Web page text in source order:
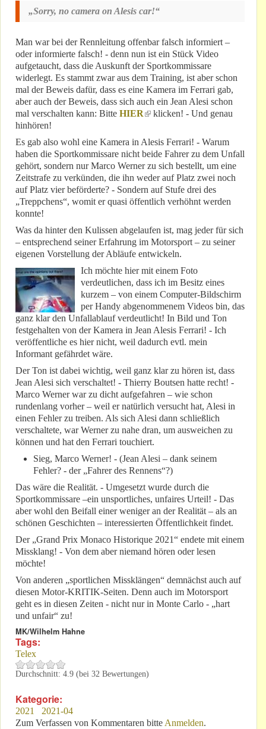
„Sorry, no camera on Alesis car!“
Man war bei der Rennleitung offenbar falsch informiert –
oder informierte falsch! - denn nun ist ein Stück Video
aufgetaucht, dass die Auskunft der Sportkommissare
widerlegt. Es stammt zwar aus dem Training, ist aber schon
mal der Beweis dafür, dass es eine Kamera im Ferrari gab,
aber auch der Beweis, dass sich auch ein Jean Alesi schon
mal verschalten kann: Bitte HIER(link is external)
klicken! - Und genau
hinhören!
Es gab also wohl eine Kamera in Alesis Ferrari! - Warum
haben die Sportkommissare nicht beide Fahrer zu dem Unfall
gehört, sondern nur Marco Werner zu sich bestellt, um eine
Zeitstrafe zu verkünden, die ihn weder auf Platz zwei noch
auf Platz vier beförderte? - Sondern auf Stufe drei des
„Treppchens“, womit er quasi öffentlich verhöhnt werden
konnte!
Was da hinter den Kulissen abgelaufen ist, mag jeder für sich
– entsprechend seiner Erfahrung im Motorsport – zu seiner
eigenen Vorstellung der Abläufe entwickeln.
Ich möchte hier mit einem Foto
verdeutlichen, dass ich im Besitz eines
kurzem – von einem Computer-Bildschirm
per Handy abgenommenem Videos bin, das
ganz klar den Unfallablauf verdeutlicht! In Bild und Ton
festgehalten von der Kamera in Jean Alesis Ferrari! - Ich
veröffentliche es hier nicht, weil dadurch evtl. mein
Informant gefährdet wäre.
Der Ton ist dabei wichtig, weil ganz klar zu hören ist, dass
Jean Alesi sich verschaltet! - Thierry Boutsen hatte recht! -
Marco Werner war zu dicht aufgefahren – wie schon
rundenlang vorher – weil er natürlich versucht hat, Alesi in
einen Fehler zu treiben. Als sich Alesi dann schließlich
verschaltete, war Werner zu nahe dran, um ausweichen zu
können und hat den Ferrari touchiert.
Sieg, Marco Werner! - (Jean Alesi – dank seinem
Fehler? - der „Fahrer des Rennens“?)
Das wäre die Realität. - Umgesetzt wurde durch die
Sportkommissare –ein unsportliches, unfaires Urteil! - Das
aber wohl den Beifall einer weniger an der Realität – als an
schönen Geschichten – interessierten Öffentlichkeit findet.
Der „Grand Prix Monaco Historique 2021“ endete mit einem
Missklang! - Von dem aber niemand hören oder lesen
möchte!
Von anderen „sportlichen Missklängen“ demnächst auch auf
diesen Motor-KRITIK-Seiten. Denn auch im Motorsport
geht es in diesen Zeiten - nicht nur in Monte Carlo - „hart
und unfair“ zu!
MK/Wilhelm Hahne
Tags:
Telex
Durchschnitt: 4.9 (bei 32 Bewertungen)
Kategorie:
2021
2021-04
Zum Verfassen von Kommentaren bitte Anmelden.